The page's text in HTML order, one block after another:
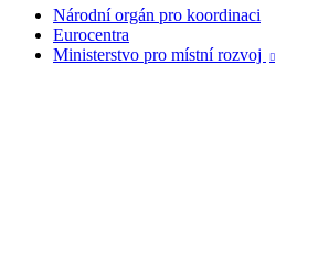
Národní orgán pro koordinaci
Eurocentra
Ministerstvo pro místní rozvoj
